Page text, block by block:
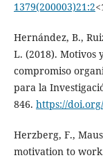
1379(200003)21:2
Hernández, B.,
L. (2018). Motivos
compromiso
para la
846. https://
Herzberg, F.,
motivation to